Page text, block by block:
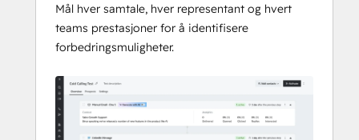
Mål hver samtale, hver representant og hvert
teams prestasjoner for å identifisere
forbedringsmuligheter.